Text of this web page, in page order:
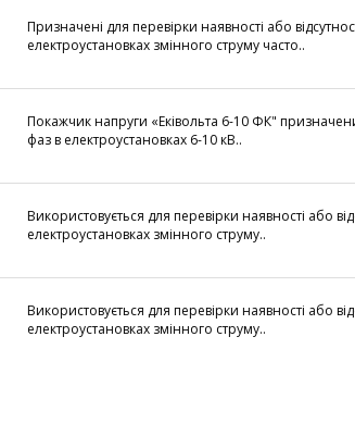
Призначені для перевірки наявності або
електроустановках змінного струму часто..
Покажчик напруги «Еківольта 6-10 ФК"
фаз в електроустановках 6-10 кВ..
Використовується для перевірки наявності або
електроустановках змінного струму..
Використовується для перевірки наявності або
електроустановках змінного струму..